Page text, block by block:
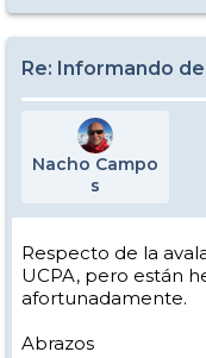
Re: Informando
Nacho Campo
s
Respecto de la
UCPA, pero están
afortunadamente.
Abrazos